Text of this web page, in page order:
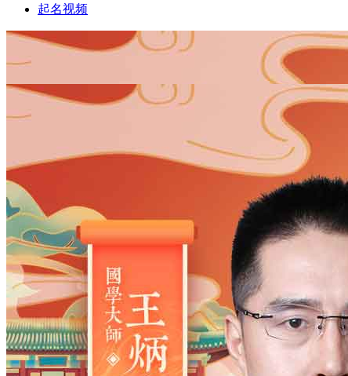
起名视频
男
男 女
出生时间
2026年 日15 时1分
年
2028
2027 2026 2025 2024 2023 2022
2006
2005 2004 2003 2002
1983
1982 1981 1980 1979 1977